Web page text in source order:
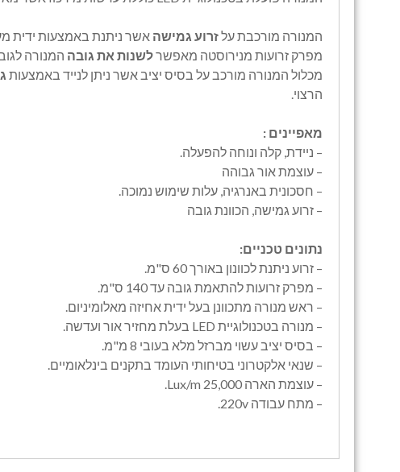
המנורה מורכבת עלזרוע גמישה אשר ניתנת באמצעות ידית
מפרק זרועות מנירוסטה מאפשרלשנות את גובה המנורה
מכלול המנורה מורכב על בסיס יציב אשר ניתן לנייד באמצעות
הרצוי.
מאפיינים :
– ניידת, קלה ונוחה להפעלה.
– עוצמת אור גבוהה
– חסכונית באנרגיה, עלות שימוש נמוכה.
– זרוע גמישה, הכוונת גובה
נתונים טכניים:
– זרוע ניתנת לכוונון באורך 60 ס"מ.
– מפרק זרועות להתאמת גובה עד 140 ס"מ.
– ראש מנורה מתכוונן בעל ידית אחיזה מאלומיניום.
– מנורה בטכנולוגיית LED בעלת מחזיר אור ועדשה.
– בסיס יציב עשוי מברזל מלא בעובי 8 מ"מ.
– שנאי אלקטרוני בטיחותי העומד בתקנים בינלאומיים.
– עוצמת הארה 25,000 Lux/m.
– מתח עבודה 220v.